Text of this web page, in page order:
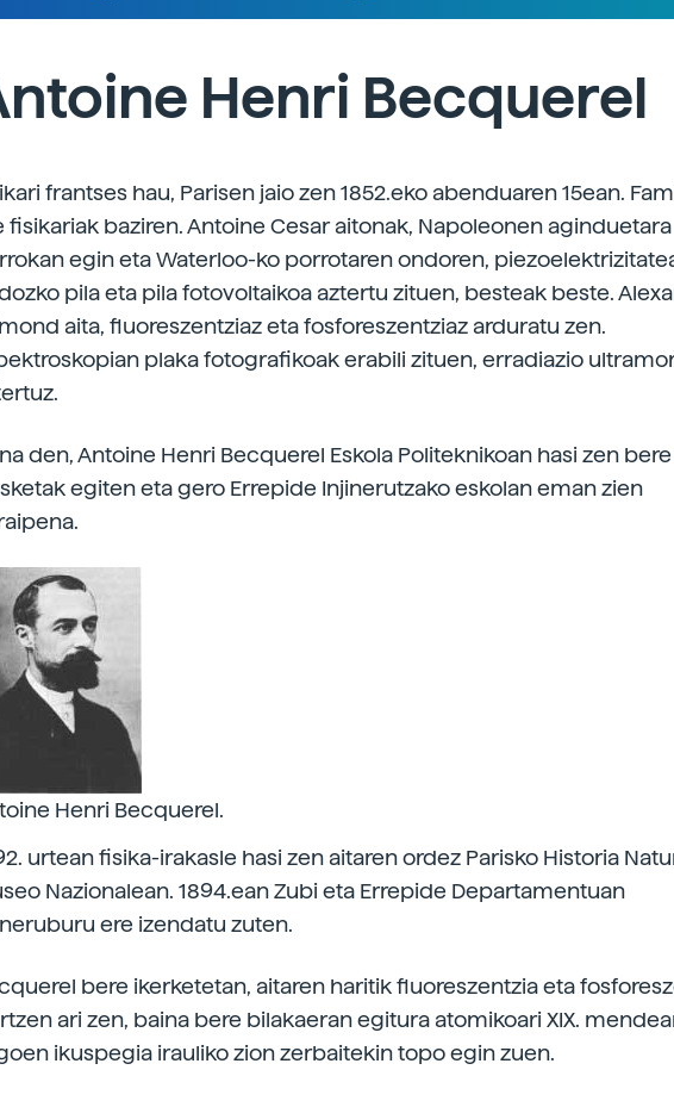
Henri Becquerel
frantses hau, Parisen jaio zen 1852.eko abenduaren 15ean.
fisikariak baziren. Antoine Cesar aitonak, Napoleonen aginduetara
egin eta Waterloo-ko porrotaren ondoren,
pila eta pila fotovoltaikoa aztertu zituen, besteak beste.
aita, fluoreszentziaz eta fosforeszentziaz arduratu zen.
plaka fotografikoak erabili zituen, erradiazio
den, Antoine Henri Becquerel Eskola Politeknikoan hasi zen
egiten eta gero Errepide Injinerutzako eskolan eman zien
Henri Becquerel.
urtean fisika-irakasle hasi zen aitaren ordez Parisko Historia
Nazionalean. 1894.ean Zubi eta Errepide Departamentuan
ere izendatu zuten.
bere ikerketetan, aitaren haritik fluoreszentzia eta
ari zen, baina bere bilakaeran egitura atomikoari XIX.
ikuspegia irauliko zion zerbaitekin topo egin zuen.